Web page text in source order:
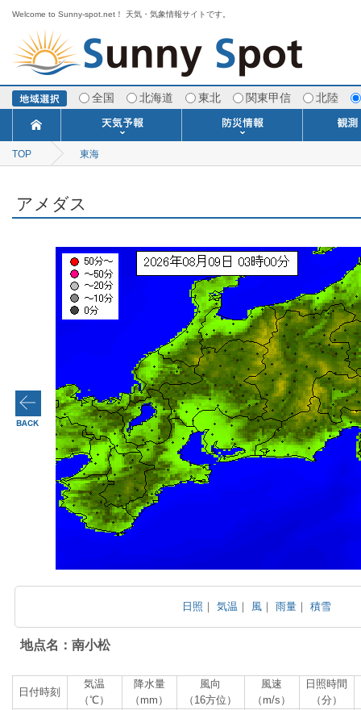
Welcome to Sunny-spot.net！ 天気・気象情報サイトです。
全国 北海道 東北 関東甲信 北陸
今日明日の天気
ポイント予報
週間天気予報
寒・暖候期予報
TOP 東海
アメダス
日照 ｜気温 ｜ 風 ｜雨量 ｜積雪
地点名：南小松
日付時刻
気温
（℃）
降水量
（mm）
風向
（16方位）
風速
（m/s）
日照時間
（分）